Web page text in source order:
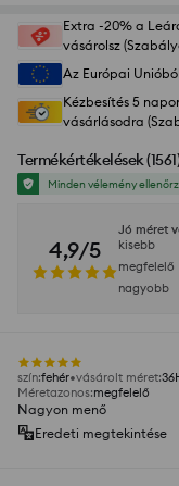
Extra -20% a
vásárolsz
Az Európai
Kézbesítés 5
vásárlásodra
Termékértékelések(1561)
Minden vélemény
4,9/5
Jó méret
kisebb
megfelelő
nagyobb
szín:fehér vásárolt méret:
Méretazonos:megfelelő
Nagyon menő
Eredeti megtekintése